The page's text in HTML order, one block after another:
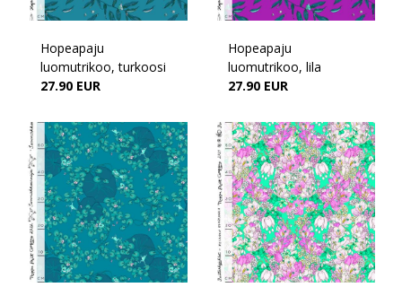
Hopeapaju
luomutrikoo, turkoosi
27.90 EUR
Hopeapaju
luomutrikoo, lila
27.90 EUR